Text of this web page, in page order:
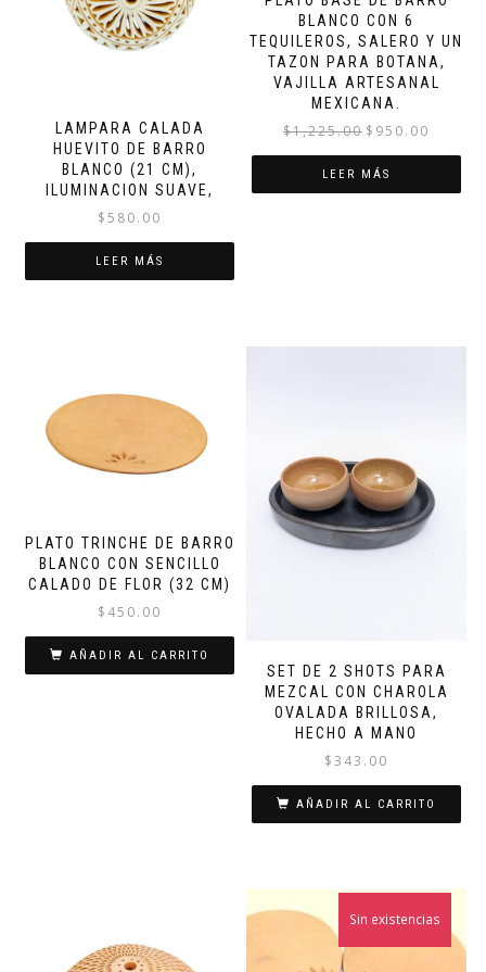
LAMPARA CALADA
HUEVITO DE BARRO
BLANCO (21 CM),
ILUMINACION SUAVE,
$580.00
LEER MÁS
BLANCO CON 6
TEQUILEROS, SALERO Y UN
TAZON PARA BOTANA,
VAJILLA ARTESANAL
MEXICANA.
$1,225.00 El
precio
original
era:
$ 950.00
precio
es:
LEER MÁS
PLATO TRINCHE DE BARRO
BLANCO CON SENCILLO
CALADO DE FLOR (32 CM)
$ 450.00
AÑADIR AL CARRITO
SET DE 2 SHOTS PARA
MEZCAL CON CHAROLA
OVALADA BRILLOSA,
HECHO A MANO
$343.00
AÑADIR AL CARRITO
Sin existencias